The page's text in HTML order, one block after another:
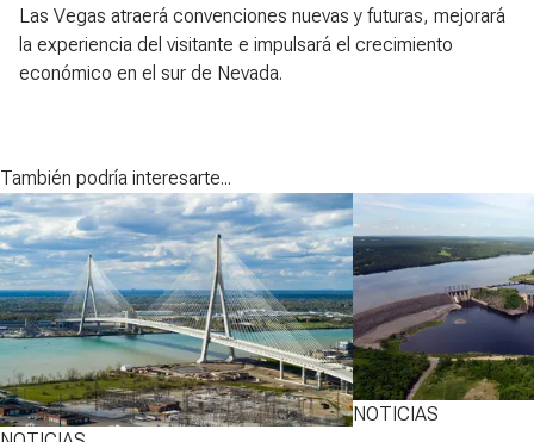
Las Vegas atraerá convenciones nuevas y futuras, mejorará
la experiencia del visitante e impulsará el crecimiento
económico en el sur de Nevada.
También podría interesarte...
NOTICIAS